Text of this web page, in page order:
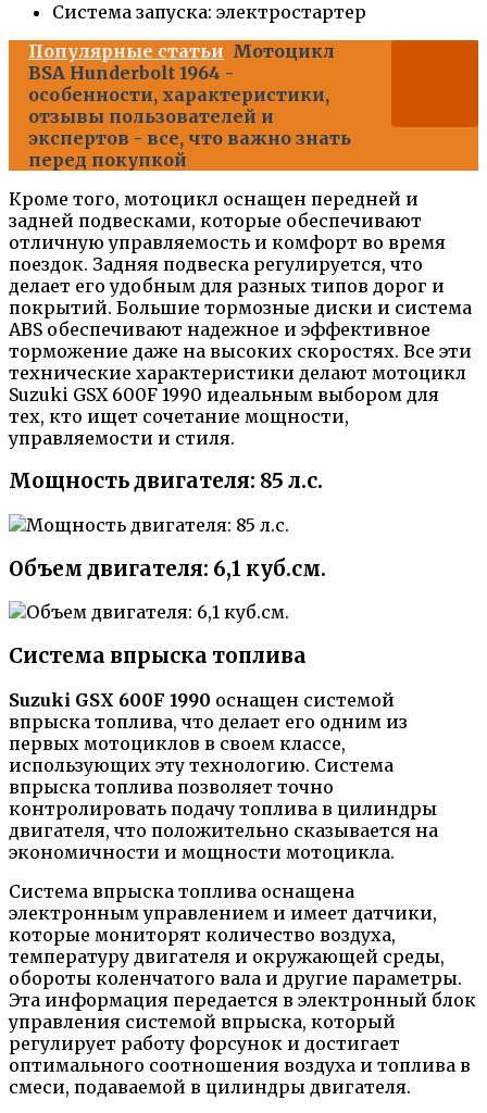
Система запуска: электростартер
Популярные статьи Мотоцикл
BSA Hunderbolt 1964 -
особенности, характеристики,
отзывы пользователей и
экспертов - все, что важно знать
перед покупкой
Кроме того, мотоцикл оснащен передней и
задней подвесками, которые обеспечивают
отличную управляемость и комфорт во время
поездок. Задняя подвеска регулируется, что
делает его удобным для разных типов дорог и
покрытий. Большие тормозные диски и система
ABS обеспечивают надежное и эффективное
торможение даже на высоких скоростях. Все эти
технические характеристики делают мотоцикл
Suzuki GSX 600F 1990 идеальным выбором для
тех, кто ищет сочетание мощности,
управляемости и стиля.
Мощность двигателя: 85 л.с.
Объем двигателя: 6,1 куб.см.
Система впрыска топлива
Suzuki GSX 600F 1990 оснащен системой
впрыска топлива, что делает его одним из
первых мотоциклов в своем классе,
использующих эту технологию. Система
впрыска топлива позволяет точно
контролировать подачу топлива в цилиндры
двигателя, что положительно сказывается на
экономичности и мощности мотоцикла.
Система впрыска топлива оснащена
электронным управлением и имеет датчики,
которые мониторят количество воздуха,
температуру двигателя и окружающей среды,
обороты коленчатого вала и другие параметры.
Эта информация передается в электронный блок
управления системой впрыска, который
регулирует работу форсунок и достигает
оптимального соотношения воздуха и топлива в
смеси, подаваемой в цилиндры двигателя.